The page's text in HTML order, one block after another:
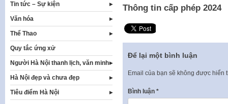
Thông tin cấp phép 2024
Để lại một bình luận
Email của bạn sẽ không được hiển
Bình luận *
Tin tức – Sự kiện
Văn hóa
Thể Thao
Quy tắc ứng xử
Người Hà Nội thanh lịch, văn minh
Hà Nội đẹp và chưa đẹp
Tiêu điểm Hà Nội